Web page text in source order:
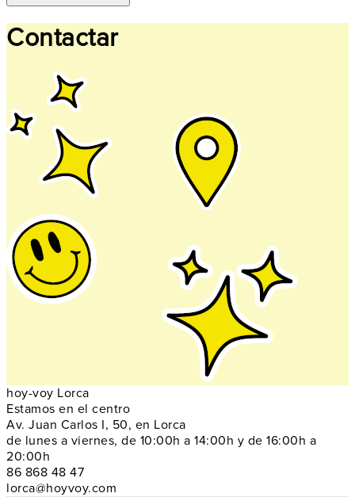
Contactar
hoy-voy Lorca
Estamos en el centro
Av. Juan Carlos I, 50, en Lorca
de lunes a viernes, de 10:00h a 14:00h y de 16:00h a
20:00h
86 868 48 47
lorca@hoyvoy.com